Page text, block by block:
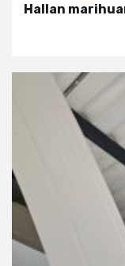
Hallan